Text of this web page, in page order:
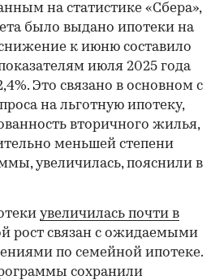
на статистике «Сбера»,
было выдано ипотеки на
к июню составило
июля 2025 года
Это связано в основном с
на льготную ипотеку,
вторичного жилья,
меньшей степени
увеличилась, пояснили в
увеличилась почти в
рост связан с ожидаемыми
по семейной ипотеке.
сохранили